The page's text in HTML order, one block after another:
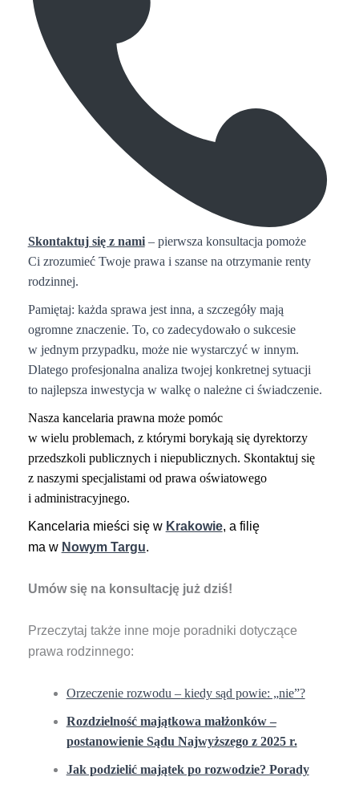
Skontaktuj się z nami– pierwsza konsultacja pomoże
Ci zrozumieć Twoje prawa i szanse na otrzymanie renty
rodzinnej.
Pamiętaj: każda sprawa jest inna, a szczegóły mają
ogromne znaczenie. To, co zadecydowało o sukcesie
w jednym przypadku, może nie wystarczyć w innym.
Dlatego profesjonalna analiza twojej konkretnej sytuacji
to najlepsza inwestycja w walkę o należne ci świadczenie.
Nasza kancelaria prawna może pomóc
w wielu problemach, z którymi borykają się dyrektorzy
przedszkoli publicznych i niepublicznych. Skontaktuj się
z naszymi specjalistami od prawa oświatowego
i administracyjnego.
Kancelaria mieści się w Krakowie, a filię
ma w Nowym Targu.
Umów się na konsultację już dziś!
Przeczytaj także inne moje poradniki dotyczące
prawa rodzinnego:
Orzeczenie rozwodu –kiedy sąd powie: „nie”?
Rozdzielność majątkowa małżonków –
postanowienie Sądu Najwyższego z 2025 r.
Jak podzielić majątek po rozwodzie? Porady